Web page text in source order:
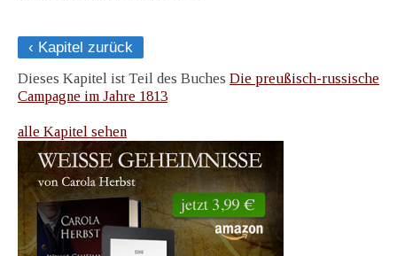
‹ Kapitel zurück
Dieses Kapitel ist Teil des Buches Die preußisch-russische
Campagne im Jahre 1813
alle Kapitel sehen